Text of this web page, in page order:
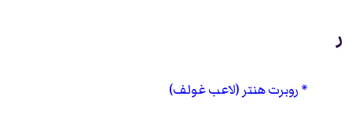
ر
روبرت هنتر (لاعب غولف)